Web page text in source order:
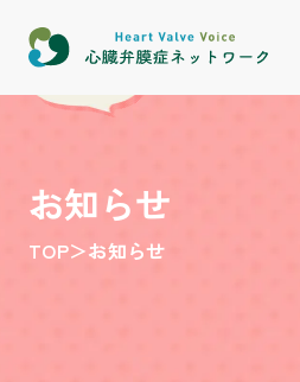
お知らせ
TOP＞お知らせ